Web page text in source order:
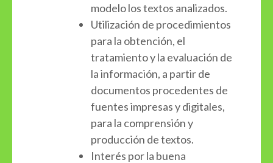
modelo los textos analizados.
Utilización de procedimientos
para la obtención, el
tratamiento y la evaluación de
la información, a partir de
documentos procedentes de
fuentes impresas y digitales,
para la comprensión y
producción de textos.
Interés por la buena